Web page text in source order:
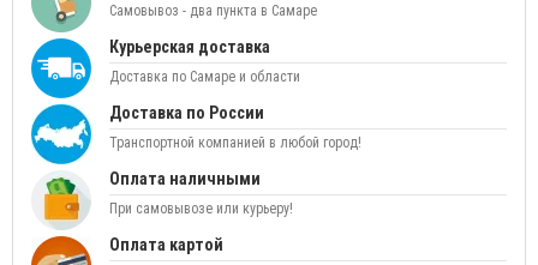
Самовывоз - два пункта в Самаре
Курьерская доставка
Доставка по Самаре и области
Доставка по России
Транспортной компанией в любой город!
Оплата наличными
При самовывозе или курьеру!
Оплата картой